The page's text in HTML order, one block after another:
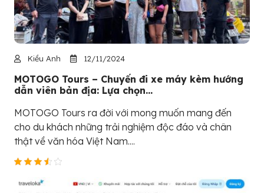
Kiều Anh 12/11/2024
MOTOGO Tours – Chuyến đi xe máy kèm hướng
dẫn viên bản địa: Lựa chọn...
MOTOGO Tours ra đời với mong muốn mang đến
cho du khách những trải nghiệm độc đáo và chân
thật về văn hóa Việt Nam....